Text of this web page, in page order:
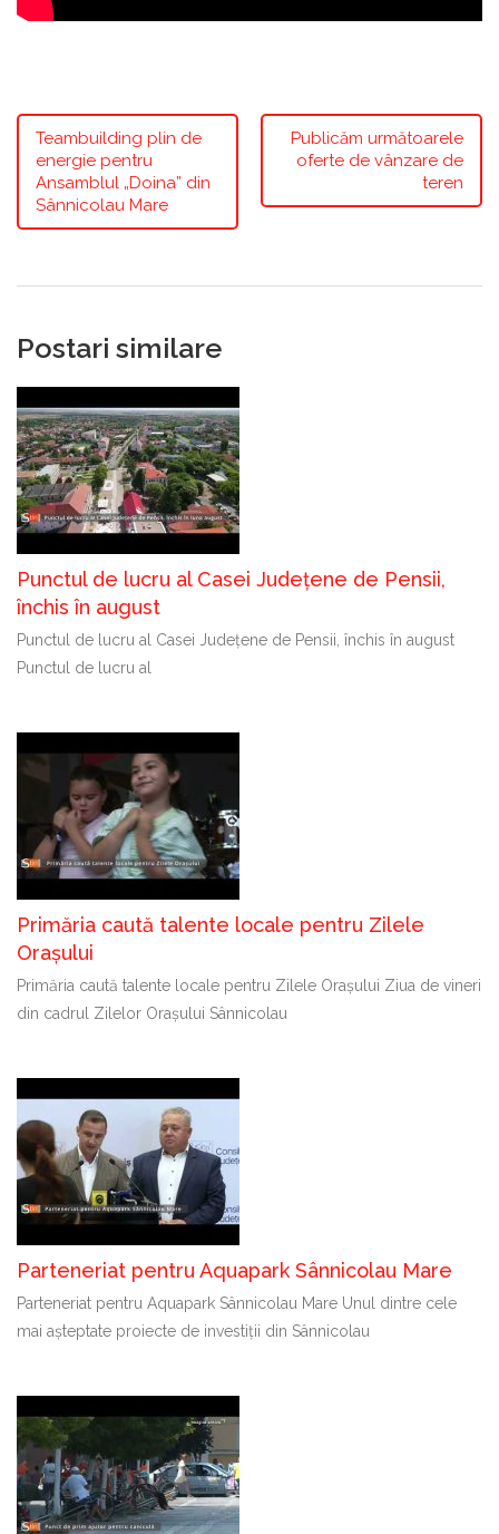
Teambuilding plin de
energie pentru
Ansamblul „Doina” din
Sânnicolau Mare
Publicăm următoarele
oferte de vânzare de
teren
Postari similare
Punctul de lucru al Casei Județene de Pensii,
închis în august
Punctul de lucru al Casei Județene de Pensii, închis în august
Punctul de lucru al
Primăria caută talente locale pentru Zilele
Orașului
Primăria caută talente locale pentru Zilele Orașului Ziua de vineri
din cadrul Zilelor Orașului Sânnicolau
Parteneriat pentru Aquapark Sânnicolau Mare
Parteneriat pentru Aquapark Sânnicolau Mare Unul dintre cele
mai așteptate proiecte de investiții din Sânnicolau